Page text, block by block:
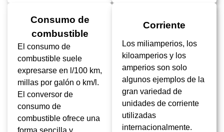
Consumo de
combustible
El consumo de
combustible suele
expresarse en l/100 km,
millas por galón o km/l.
El conversor de
consumo de
combustible ofrece una
Corriente
Los miliamperios, los
kiloamperios y los
amperios son solo
algunos ejemplos de la
gran variedad de
unidades de corriente
utilizadas
internacionalmente.